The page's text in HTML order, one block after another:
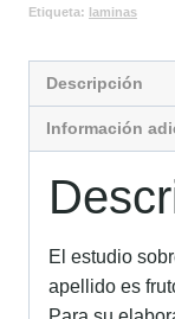
Etiqueta: laminas
Descripción
Información
El estudio
apellido es